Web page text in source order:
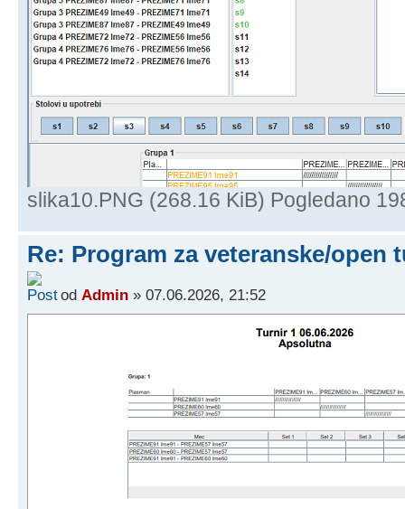
slika10.PNG (268.16 KiB) Pogledano
Re: Program za veteranske/open
od Admin » 07.06.2026, 21:52